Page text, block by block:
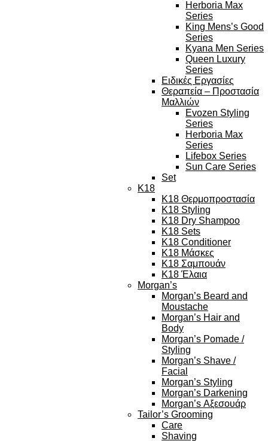
Herboria Max
Series
King Mens’s Good
Series
Kyana Men Series
Queen Luxury
Series
Ειδικές Εργασίες
Θεραπεία – Προστασία
Μαλλιών
Evozen Styling
Series
Herboria Max
Series
Lifebox Series
Sun Care Series
Set
K18
K18 Θερμοπροστασία
K18 Styling
K18 Dry Shampoo
K18 Sets
K18 Conditioner
K18 Μάσκες
K18 Σαμπουάν
K18 Έλαια
Morgan’s
Morgan’s Beard and
Moustache
Morgan’s Hair and
Body
Morgan’s Pomade /
Styling
Morgan’s Shave /
Facial
Morgan’s Styling
Morgan’s Darkening
Morgan’s Αξεσουάρ
Tailor’s Grooming
Care
Shaving